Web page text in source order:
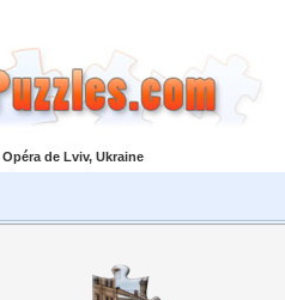
Opéra de Lviv, Ukraine